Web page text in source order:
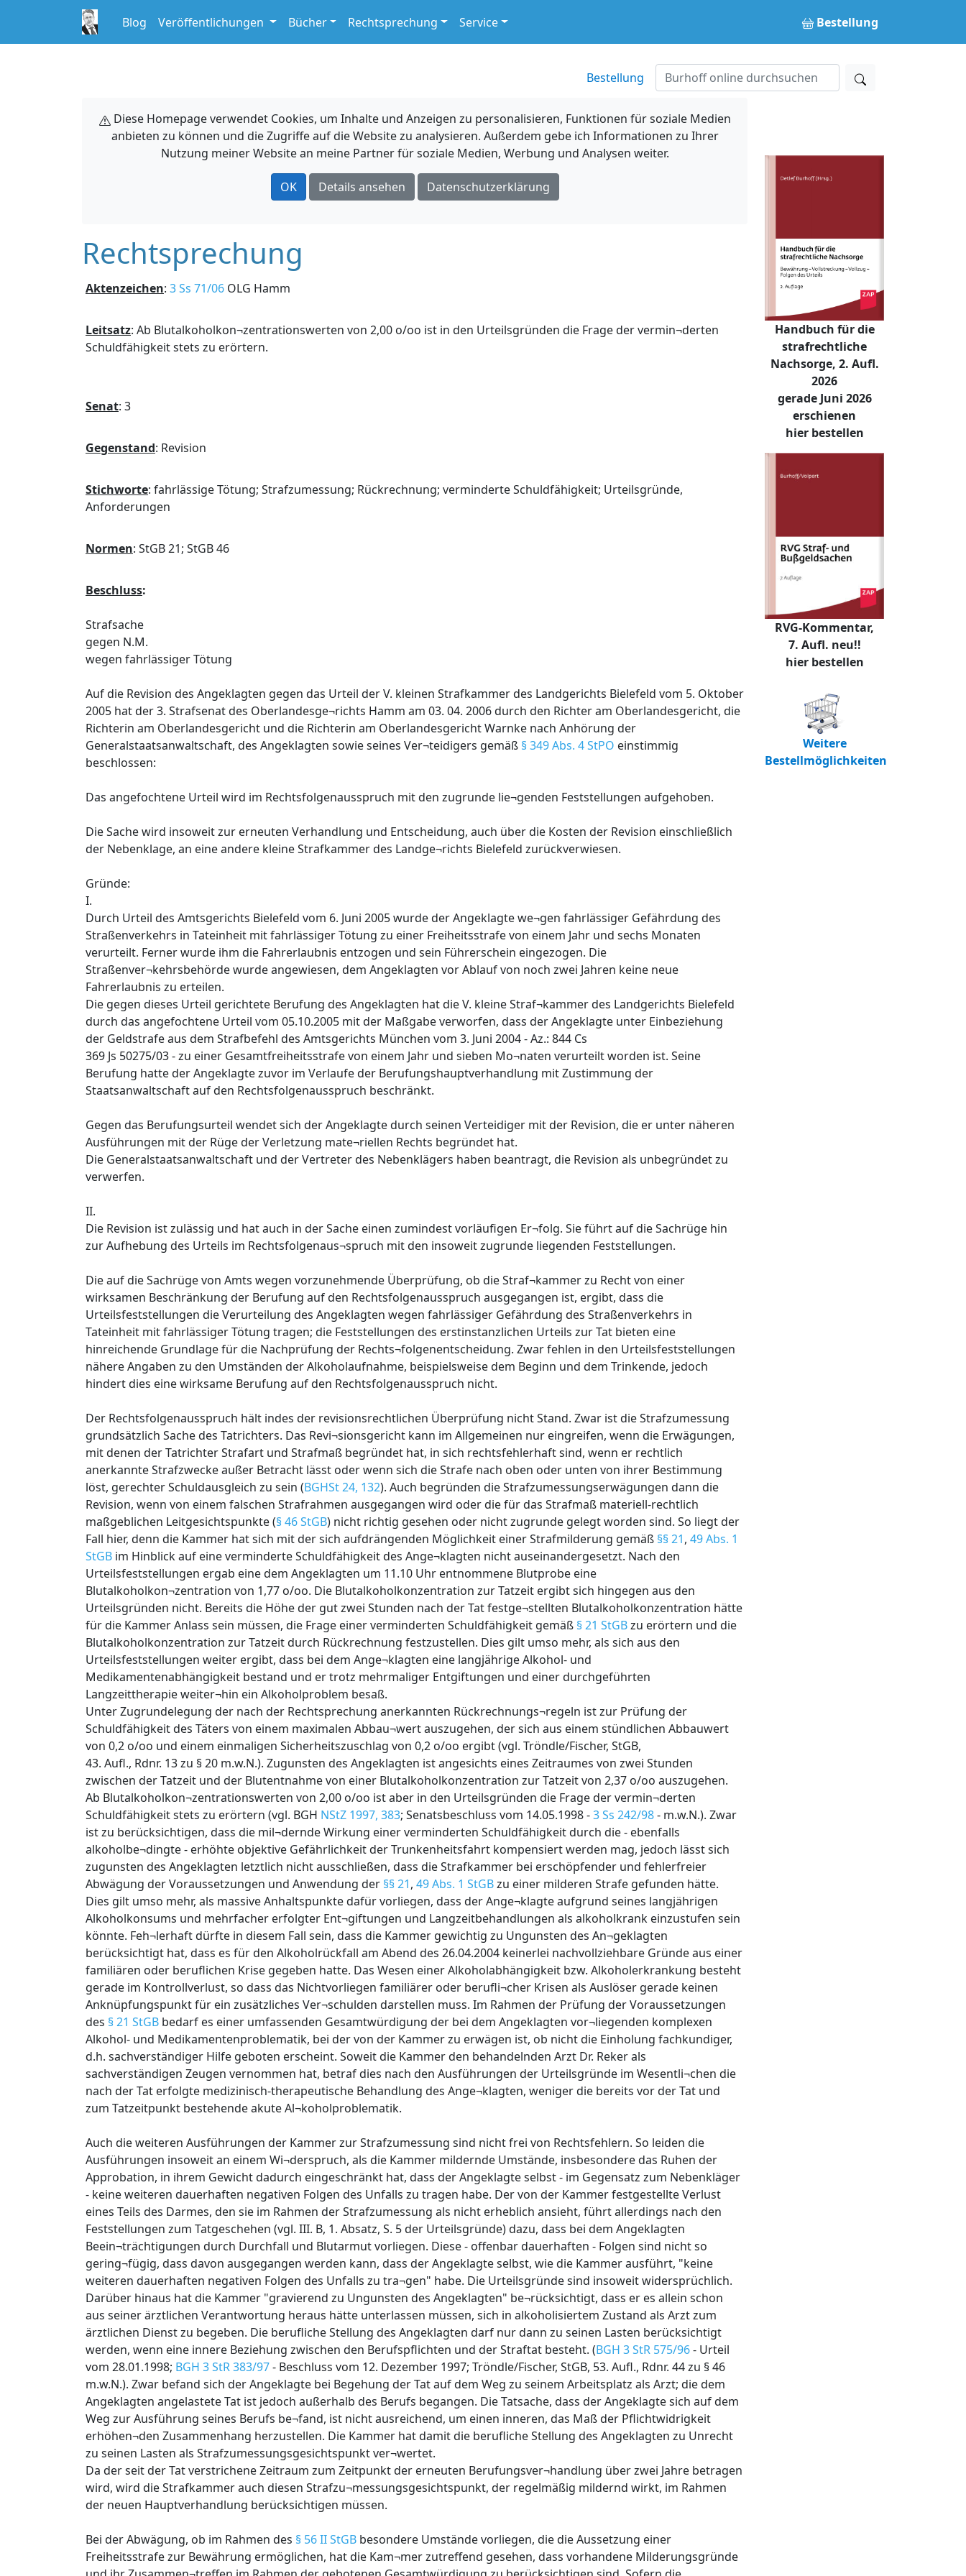
Blog Veröffentlichungen Bücher Rechtsprechung Service Bestellung
Bestellung
Diese Homepage verwendet Cookies, um Inhalte und Anzeigen zu personalisieren, Funktionen für soziale Medien
anbieten zu können und die Zugriffe auf die Website zu analysieren. Außerdem gebe ich Informationen zu Ihrer
Nutzung meiner Website an meine Partner für soziale Medien, Werbung und Analysen weiter.
OK Details ansehen Datenschutzerklärung
Rechtsprechung
Aktenzeichen: 3 Ss 71/06 OLG Hamm
Leitsatz: Ab Blutalkoholkon¬zentrationswerten von 2,00 o/oo ist in den Urteilsgründen die Frage der vermin¬derten
Schuldfähigkeit stets zu erörtern.
Senat: 3
Gegenstand: Revision
Stichworte: fahrlässige Tötung; Strafzumessung; Rückrechnung; verminderte Schuldfähigkeit; Urteilsgründe,
Anforderungen
Normen: StGB 21; StGB 46
Beschluss:
Strafsache
gegen N.M.
wegen fahrlässiger Tötung
Auf die Revision des Angeklagten gegen das Urteil der V. kleinen Strafkammer des Landgerichts Bielefeld vom 5. Oktober
2005 hat der 3. Strafsenat des Oberlandesge¬richts Hamm am 03. 04. 2006 durch den Richter am Oberlandesgericht, die
Richterin am Oberlandesgericht und die Richterin am Oberlandesgericht Warnke nach Anhörung der
Generalstaatsanwaltschaft, des Angeklagten sowie seines Ver¬teidigers gemäß § 349 Abs. 4 StPO einstimmig
beschlossen:
Das angefochtene Urteil wird im Rechtsfolgenausspruch mit den zugrunde lie¬genden Feststellungen aufgehoben.
Die Sache wird insoweit zur erneuten Verhandlung und Entscheidung, auch über die Kosten der Revision einschließlich
der Nebenklage, an eine andere kleine Strafkammer des Landge¬richts Bielefeld zurückverwiesen.
Gründe:
I.
Durch Urteil des Amtsgerichts Bielefeld vom 6. Juni 2005 wurde der Angeklagte we¬gen fahrlässiger Gefährdung des
Straßenverkehrs in Tateinheit mit fahrlässiger Tötung zu einer Freiheitsstrafe von einem Jahr und sechs Monaten
verurteilt. Ferner wurde ihm die Fahrerlaubnis entzogen und sein Führerschein eingezogen. Die
Straßenver¬kehrsbehörde wurde angewiesen, dem Angeklagten vor Ablauf von noch zwei Jahren keine neue
Fahrerlaubnis zu erteilen.
Die gegen dieses Urteil gerichtete Berufung des Angeklagten hat die V. kleine Straf¬kammer des Landgerichts Bielefeld
durch das angefochtene Urteil vom 05.10.2005 mit der Maßgabe verworfen, dass der Angeklagte unter Einbeziehung
der Geldstrafe aus dem Strafbefehl des Amtsgerichts München vom 3. Juni 2004 - Az.: 844 Cs
369 Js 50275/03 - zu einer Gesamtfreiheitsstrafe von einem Jahr und sieben Mo¬naten verurteilt worden ist. Seine
Berufung hatte der Angeklagte zuvor im Verlaufe der Berufungshauptverhandlung mit Zustimmung der
Staatsanwaltschaft auf den Rechtsfolgenausspruch beschränkt.
Gegen das Berufungsurteil wendet sich der Angeklagte durch seinen Verteidiger mit der Revision, die er unter näheren
Ausführungen mit der Rüge der Verletzung mate¬riellen Rechts begründet hat.
Die Generalstaatsanwaltschaft und der Vertreter des Nebenklägers haben beantragt, die Revision als unbegründet zu
verwerfen.
II.
Die Revision ist zulässig und hat auch in der Sache einen zumindest vorläufigen Er¬folg. Sie führt auf die Sachrüge hin
zur Aufhebung des Urteils im Rechtsfolgenaus¬spruch mit den insoweit zugrunde liegenden Feststellungen.
Die auf die Sachrüge von Amts wegen vorzunehmende Überprüfung, ob die Straf¬kammer zu Recht von einer
wirksamen Beschränkung der Berufung auf den Rechtsfolgenausspruch ausgegangen ist, ergibt, dass die
Urteilsfeststellungen die Verurteilung des Angeklagten wegen fahrlässiger Gefährdung des Straßenverkehrs in
Tateinheit mit fahrlässiger Tötung tragen; die Feststellungen des erstinstanzlichen Urteils zur Tat bieten eine
hinreichende Grundlage für die Nachprüfung der Rechts¬folgenentscheidung. Zwar fehlen in den Urteilsfeststellungen
nähere Angaben zu den Umständen der Alkoholaufnahme, beispielsweise dem Beginn und dem Trinkende, jedoch
hindert dies eine wirksame Berufung auf den Rechtsfolgenausspruch nicht.
Der Rechtsfolgenausspruch hält indes der revisionsrechtlichen Überprüfung nicht Stand. Zwar ist die Strafzumessung
grundsätzlich Sache des Tatrichters. Das Revi¬sionsgericht kann im Allgemeinen nur eingreifen, wenn die Erwägungen,
mit denen der Tatrichter Strafart und Strafmaß begründet hat, in sich rechtsfehlerhaft sind, wenn er rechtlich
anerkannte Strafzwecke außer Betracht lässt oder wenn sich die Strafe nach oben oder unten von ihrer Bestimmung
löst, gerechter Schuldausgleich zu sein (BGHSt 24, 132). Auch begründen die Strafzumessungserwägungen dann die
Revision, wenn von einem falschen Strafrahmen ausgegangen wird oder die für das Strafmaß materiell-rechtlich
maßgeblichen Leitgesichtspunkte (§ 46 StGB) nicht richtig gesehen oder nicht zugrunde gelegt worden sind. So liegt der
Fall hier, denn die Kammer hat sich mit der sich aufdrängenden Möglichkeit einer Strafmilderung gemäß §§ 21, 49 Abs. 1
StGB im Hinblick auf eine verminderte Schuldfähigkeit des Ange¬klagten nicht auseinandergesetzt. Nach den
Urteilsfeststellungen ergab eine dem Angeklagten um 11.10 Uhr entnommene Blutprobe eine
Blutalkoholkon¬zentration von 1,77 o/oo. Die Blutalkoholkonzentration zur Tatzeit ergibt sich hingegen aus den
Urteilsgründen nicht. Bereits die Höhe der gut zwei Stunden nach der Tat festge¬stellten Blutalkoholkonzentration hätte
für die Kammer Anlass sein müssen, die Frage einer verminderten Schuldfähigkeit gemäß § 21 StGBzu erörtern und die
Blutalkoholkonzentration zur Tatzeit durch Rückrechnung festzustellen. Dies gilt umso mehr, als sich aus den
Urteilsfeststellungen weiter ergibt, dass bei dem Ange¬klagten eine langjährige Alkohol- und
Medikamentenabhängigkeit bestand und er trotz mehrmaliger Entgiftungen und einer durchgeführten
Langzeittherapie weiter¬hin ein Alkoholproblem besaß.
Unter Zugrundelegung der nach der Rechtsprechung anerkannten Rückrechnungs¬regeln ist zur Prüfung der
Schuldfähigkeit des Täters von einem maximalen Abbau¬wert auszugehen, der sich aus einem stündlichen Abbauwert
von 0,2 o/oo und einem einmaligen Sicherheitszuschlag von 0,2 o/oo ergibt (vgl. Tröndle/Fischer, StGB,
43. Aufl., Rdnr. 13 zu § 20 m.w.N.). Zugunsten des Angeklagten ist angesichts eines Zeitraumes von zwei Stunden
zwischen der Tatzeit und der Blutentnahme von einer Blutalkoholkonzentration zur Tatzeit von 2,37 o/oo auszugehen.
Ab Blutalkoholkon¬zentrationswerten von 2,00 o/oo ist aber in den Urteilsgründen die Frage der vermin¬derten
Schuldfähigkeit stets zu erörtern (vgl. BGH NStZ 1997, 383; Senatsbeschluss vom 14.05.1998 -3 Ss 242/98- m.w.N.). Zwar
ist zu berücksichtigen, dass die mil¬dernde Wirkung einer verminderten Schuldfähigkeit durch die - ebenfalls
alkoholbe¬dingte - erhöhte objektive Gefährlichkeit der Trunkenheitsfahrt kompensiert werden mag, jedoch lässt sich
zugunsten des Angeklagten letztlich nicht ausschließen, dass die Strafkammer bei erschöpfender und fehlerfreier
Abwägung der Voraussetzungen und Anwendung der §§ 21, 49 Abs. 1 StGBzu einer milderen Strafe gefunden hätte.
Dies gilt umso mehr, als massive Anhaltspunkte dafür vorliegen, dass der Ange¬klagte aufgrund seines langjährigen
Alkoholkonsums und mehrfacher erfolgter Ent¬giftungen und Langzeitbehandlungen als alkoholkrank einzustufen sein
könnte. Feh¬lerhaft dürfte in diesem Fall sein, dass die Kammer gewichtig zu Ungunsten des An¬geklagten
berücksichtigt hat, dass es für den Alkoholrückfall am Abend des 26.04.2004 keinerlei nachvollziehbare Gründe aus einer
familiären oder beruflichen Krise gegeben hatte. Das Wesen einer Alkoholabhängigkeit bzw. Alkoholerkrankung besteht
gerade im Kontrollverlust, so dass das Nichtvorliegen familiärer oder berufli¬cher Krisen als Auslöser gerade keinen
Anknüpfungspunkt für ein zusätzliches Ver¬schulden darstellen muss. Im Rahmen der Prüfung der Voraussetzungen
des § 21 StGB bedarf es einer umfassenden Gesamtwürdigung der bei dem Angeklagten vor¬liegenden komplexen
Alkohol- und Medikamentenproblematik, bei der von der Kammer zu erwägen ist, ob nicht die Einholung fachkundiger,
d.h. sachverständiger Hilfe geboten erscheint. Soweit die Kammer den behandelnden Arzt Dr. Reker als
sachverständigen Zeugen vernommen hat, betraf dies nach den Ausführungen der Urteilsgründe im Wesentli¬chen die
nach der Tat erfolgte medizinisch-therapeutische Behandlung des Ange¬klagten, weniger die bereits vor der Tat und
zum Tatzeitpunkt bestehende akute Al¬koholproblematik.
Auch die weiteren Ausführungen der Kammer zur Strafzumessung sind nicht frei von Rechtsfehlern. So leiden die
Ausführungen insoweit an einem Wi¬derspruch, als die Kammer mildernde Umstände, insbesondere das Ruhen der
Approbation, in ihrem Gewicht dadurch eingeschränkt hat, dass der Angeklagte selbst - im Gegensatz zum Nebenkläger
- keine weiteren dauerhaften negativen Folgen des Unfalls zu tragen habe. Der von der Kammer festgestellte Verlust
eines Teils des Darmes, den sie im Rahmen der Strafzumessung als nicht erheblich ansieht, führt allerdings nach den
Feststellungen zum Tatgeschehen (vgl. III. B, 1. Absatz, S. 5 der Urteilsgründe) dazu, dass bei dem Angeklagten
Beein¬trächtigungen durch Durchfall und Blutarmut vorliegen. Diese - offenbar dauerhaften - Folgen sind nicht so
gering¬fügig, dass davon ausgegangen werden kann, dass der Angeklagte selbst, wie die Kammer ausführt, "keine
weiteren dauerhaften negativen Folgen des Unfalls zu tra¬gen" habe. Die Urteilsgründe sind insoweit widersprüchlich.
Darüber hinaus hat die Kammer "gravierend zu Ungunsten des Angeklagten" be¬rücksichtigt, dass er es allein schon
aus seiner ärztlichen Verantwortung heraus hätte unterlassen müssen, sich in alkoholisiertem Zustand als Arzt zum
ärztlichen Dienst zu begeben. Die berufliche Stellung des Angeklagten darf nur dann zu seinen Lasten berücksichtigt
werden, wenn eine innere Beziehung zwischen den Berufspflichten und der Straftat besteht. (BGH 3 StR 575/96- Urteil
vom 28.01.1998; BGH 3 StR 383/97- Beschluss vom 12. Dezember 1997; Tröndle/Fischer, StGB, 53. Aufl., Rdnr. 44 zu § 46
m.w.N.). Zwar befand sich der Angeklagte bei Begehung der Tat auf dem Weg zu seinem Arbeitsplatz als Arzt; die dem
Angeklagten angelastete Tat ist jedoch außerhalb des Berufs begangen. Die Tatsache, dass der Angeklagte sich auf dem
Weg zur Ausführung seines Berufs be¬fand, ist nicht ausreichend, um einen inneren, das Maß der Pflichtwidrigkeit
erhöhen¬den Zusammenhang herzustellen. Die Kammer hat damit die berufliche Stellung des Angeklagten zu Unrecht
zu seinen Lasten als Strafzumessungsgesichtspunkt ver¬wertet.
Da der seit der Tat verstrichene Zeitraum zum Zeitpunkt der erneuten Berufungsver¬handlung über zwei Jahre betragen
wird, wird die Strafkammer auch diesen Strafzu¬messungsgesichtspunkt, der regelmäßig mildernd wirkt, im Rahmen
der neuen Hauptverhandlung berücksichtigen müssen.
Bei der Abwägung, ob im Rahmen des § 56 II StGB besondere Umstände vorliegen, die die Aussetzung einer
Freiheitsstrafe zur Bewährung ermöglichen, hat die Kam¬mer zutreffend gesehen, dass vorhandene Milderungsgründe
Handbuch für die
strafrechtliche
Nachsorge, 2. Aufl.
2026
gerade Juni 2026
erschienen
hier bestellen
RVG-Kommentar,
7. Aufl. neu!!
hier bestellen
Weitere
Bestellmöglichkeiten